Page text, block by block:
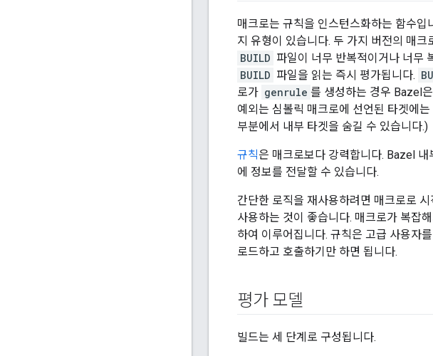
매크로는 규칙을 인스턴스화하는 함수입
지 유형이 있습니다. 두 가지 버전의 매
BUILD 파일이 너무 반복적이거나 너무
BUILD 파일을 읽는 즉시 평가됩니다.
로가 genrule 를 생성하는 경우 Bazel은
예외는 심볼릭 매크로에 선언된 타겟에는
부분에서 내부 타겟을 숨길 수 있습니다.)
규칙은 매크로보다 강력합니다. Bazel
에 정보를 전달할 수 있습니다.
간단한 로직을 재사용하려면 매크로로
사용하는 것이 좋습니다. 매크로가 복잡
하여 이루어집니다. 규칙은 고급 사용자
로드하고 호출하기만 하면 됩니다.
평가 모델
빌드는 세 단계로 구성됩니다.